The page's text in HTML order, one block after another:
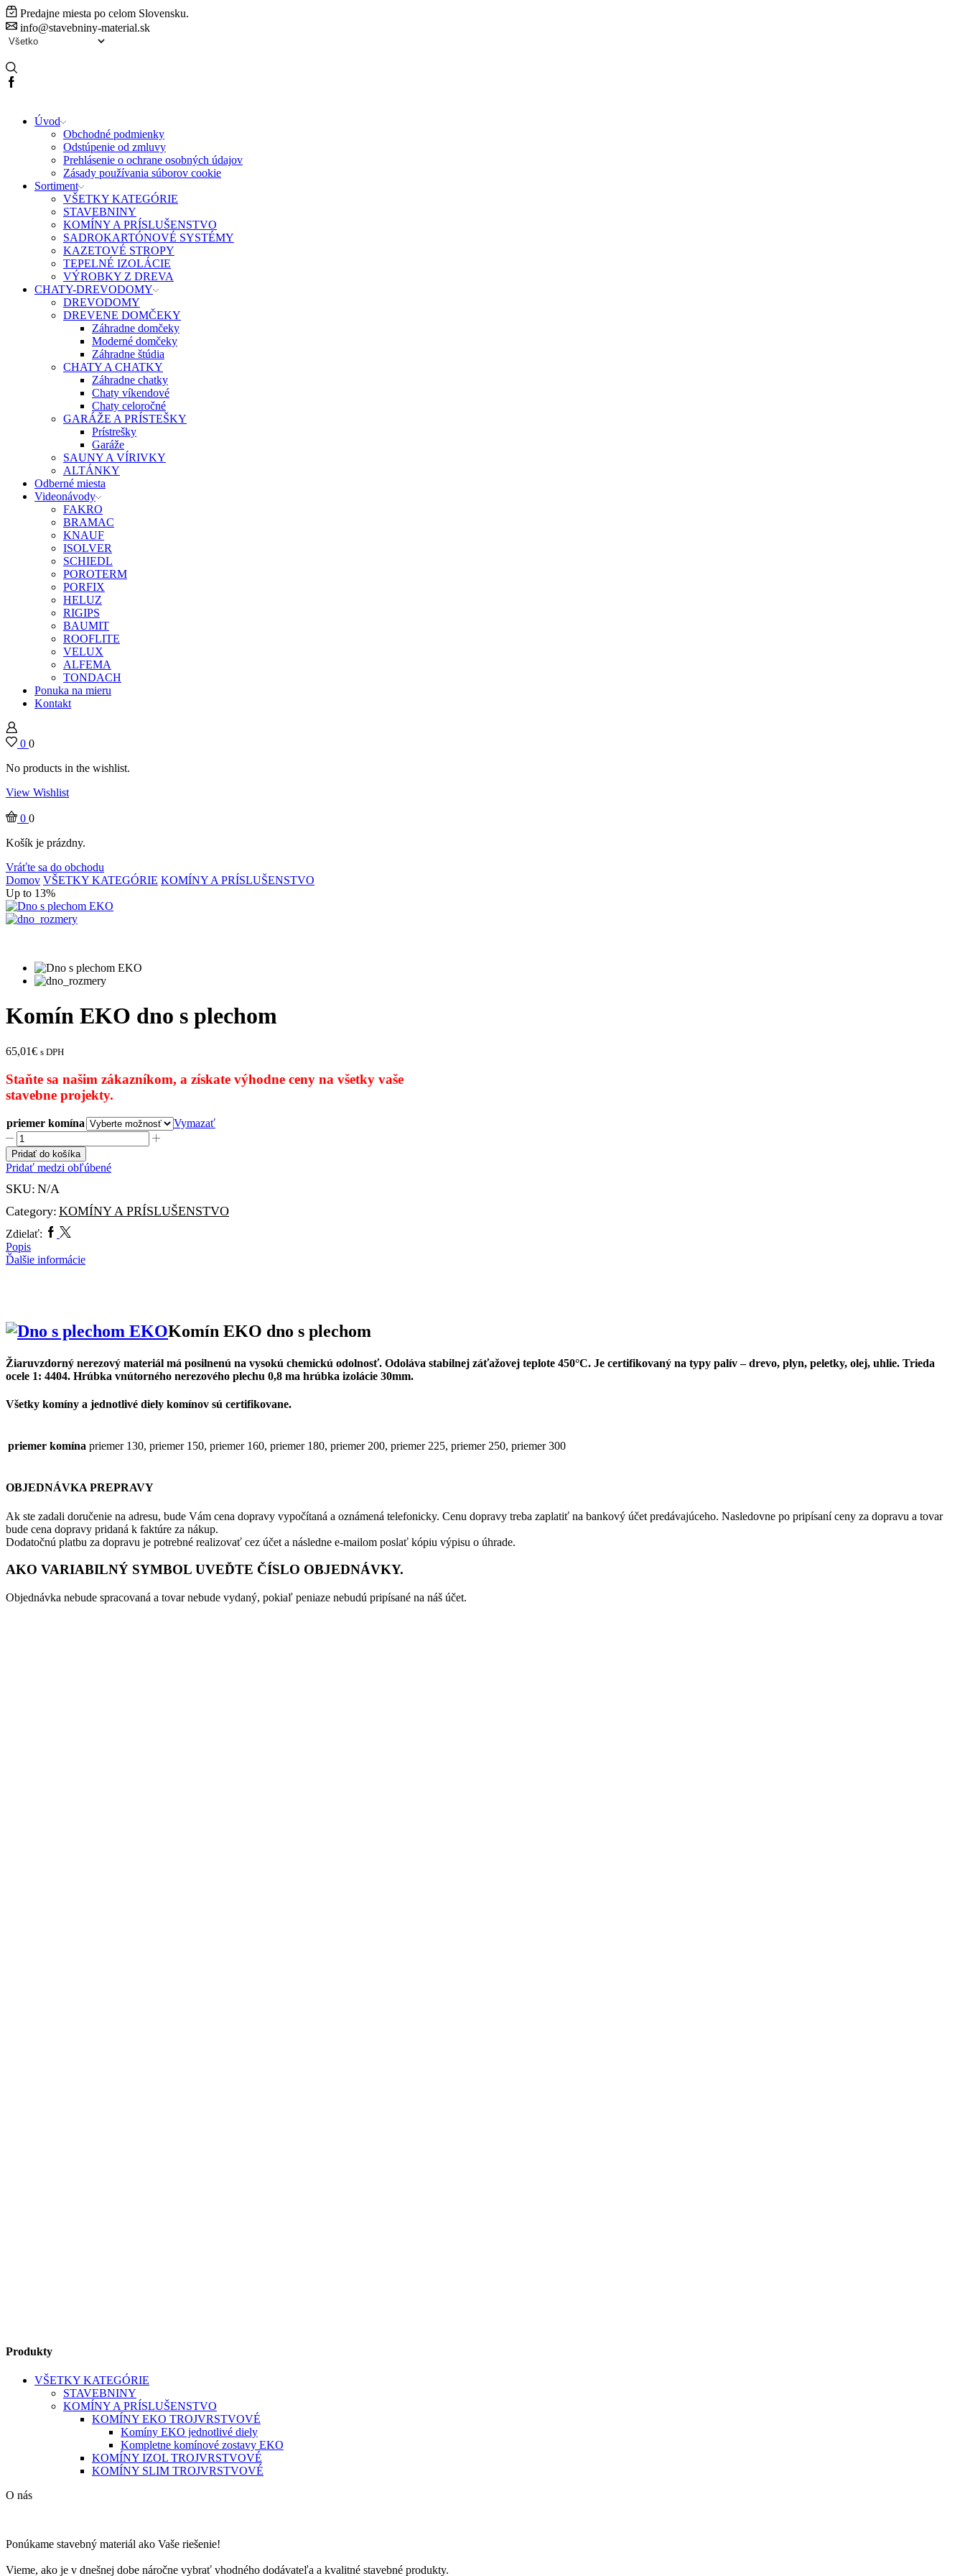
Predajne miesta po celom Slovensku.
info@stavebniny-material.sk
Facebook
Úvod
Obchodné podmienky
Odstúpenie od zmluvy
Prehlásenie o ochrane osobných údajov
Zásady používania súborov cookie
Sortiment
VŠETKY KATEGÓRIE
STAVEBNINY
KOMÍNY A PRÍSLUŠENSTVO
SADROKARTÓNOVÉ SYSTÉMY
KAZETOVÉ STROPY
TEPELNÉ IZOLÁCIE
VÝROBKY Z DREVA
CHATY-DREVODOMY
DREVODOMY
DREVENE DOMČEKY
Záhradne domčeky
Moderné domčeky
Záhradne štúdia
CHATY A CHATKY
Záhradne chatky
Chaty víkendové
Chaty celoročné
GARÁŽE A PRÍSTEŠKY
Prístrešky
Garáže
SAUNY A VÍRIVKY
ALTÁNKY
Odberné miesta
Videonávody
FAKRO
BRAMAC
KNAUF
ISOLVER
SCHIEDL
POROTERM
PORFIX
HELUZ
RIGIPS
BAUMIT
ROOFLITE
VELUX
ALFEMA
TONDACH
Ponuka na mieru
Kontakt
0 0
No products in the wishlist.
View Wishlist
0 0
Košík je prázdny.
Vráťte sa do obchodu
Domov VŠETKY KATEGÓRIE KOMÍNY A PRÍSLUŠENSTVO
Up to 13%
Komín EKO dno s plechom
65,01€ s DPH
Staňte sa našim zákazníkom, a získate výhodne ceny na všetky vaše
stavebne projekty.
priemer komína
Vymazať
množstvo
Komín
EKO
dno
s
Pridať do košíka
Pridať medzi obľúbené
SKU: N/A
Category: KOMÍNY A PRÍSLUŠENSTVO
Zdielať: Facebook
Twitter
Popis
Ďalšie informácie
Komín EKO dno s plechom
Žiaruvzdorný nerezový materiál má posilnenú na vysokú chemickú odolnosť. Odoláva stabilnej záťažovej teplote 450°C. Je certifikovaný na typy palív – drevo, plyn, peletky, olej, uhlie. Trieda
ocele 1: 4404. Hrúbka vnútorného nerezového plechu 0,8 ma hrúbka izolácie 30mm.
Všetky komíny a jednotlivé diely komínov sú certifikovane.
priemer komína priemer 130, priemer 150, priemer 160, priemer 180, priemer 200, priemer 225, priemer 250, priemer 300
OBJEDNÁVKA PREPRAVY
Ak ste zadali doručenie na adresu, bude Vám cena dopravy vypočítaná a oznámená telefonicky. Cenu dopravy treba zaplatiť na bankový účet predávajúceho. Nasledovne po pripísaní ceny za dopravu a tovar
bude cena dopravy pridaná k faktúre za nákup.
Dodatočnú platbu za dopravu je potrebné realizovať cez účet a následne e-mailom poslať kópiu výpisu o úhrade.
AKO VARIABILNÝ SYMBOL UVEĎTE ČÍSLO OBJEDNÁVKY.
Objednávka nebude spracovaná a tovar nebude vydaný, pokiaľ peniaze nebudú pripísané na náš účet.
Produkty
VŠETKY KATEGÓRIE
STAVEBNINY
KOMÍNY A PRÍSLUŠENSTVO
KOMÍNY EKO TROJVRSTVOVÉ
Komíny EKO jednotlivé diely
Kompletne komínové zostavy EKO
KOMÍNY IZOL TROJVRSTVOVÉ
KOMÍNY SLIM TROJVRSTVOVÉ
O nás
Ponúkame stavebný materiál ako Vaše riešenie!
Vieme, ako je v dnešnej dobe náročne vybrať vhodného dodávateľa a kvalitné stavebné produkty.